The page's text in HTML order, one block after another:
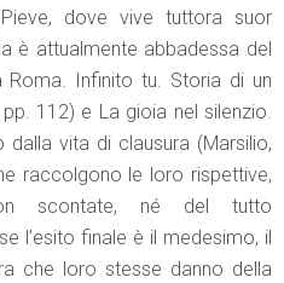
dove vive tuttora suor
è attualmente abbadessa del
Roma. Infinito tu. Storia di un
112) e La gioia nel silenzio.
vita di clausura (Marsilio,
raccolgono le loro rispettive,
scontate, né del tutto
l’esito finale è il medesimo, il
che loro stesse danno della